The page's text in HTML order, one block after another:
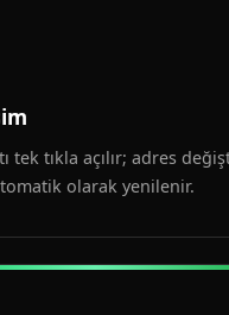
tek tıkla açılır; adres
olarak yenilenir.